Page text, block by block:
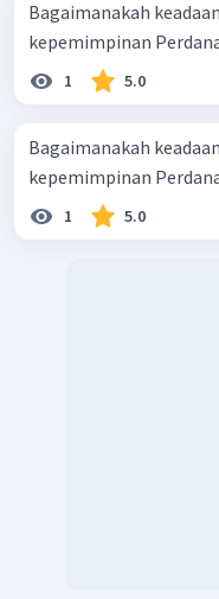
Bagaimanakah
kepemimpinan
1 5.0
Bagaimanakah
kepemimpinan
1 5.0